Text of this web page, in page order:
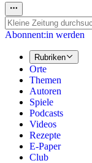
Abonnent:in werden
Rubriken
Orte
Themen
Autoren
Spiele
Podcasts
Videos
Rezepte
E-Paper
Club